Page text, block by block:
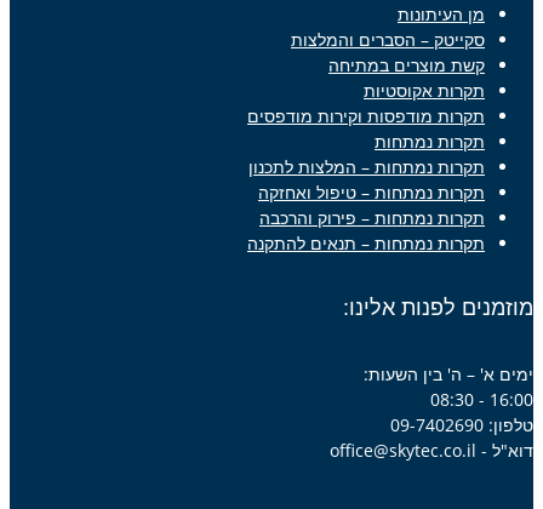
מן העיתונות
סקייטק – הסברים והמלצות
קשת מוצרים במתיחה
תקרות אקוסטיות
תקרות מודפסות וקירות מודפסים
תקרות נמתחות
תקרות נמתחות – המלצות לתכנון
תקרות נמתחות – טיפול ואחזקה
תקרות נמתחות – פירוק והרכבה
תקרות נמתחות – תנאים להתקנה
מוזמנים לפנות אלינו:
ימים א' – ה' בין השעות:
16:00 - 08:30
טלפון: 09-7402690
דוא"ל - office@skytec.co.il